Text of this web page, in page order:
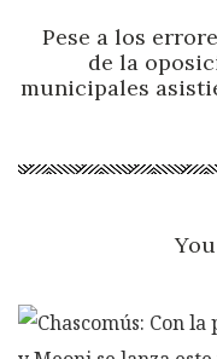
Pese a los
de la
municipales